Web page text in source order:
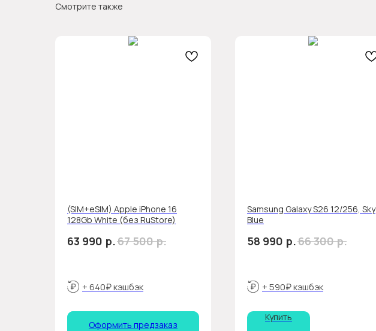
Смотрите также
(SIM+eSIM) Apple iPhone 16
128Gb White (без RuStore)
63 990 р.67 500 р.
+ 640₽ кэшбэк
Оформить предзаказ
Samsung Galaxy S26 12/256, Sky
Blue
58 990 р.66 300 р.
+ 590₽ кэшбэк
Купить